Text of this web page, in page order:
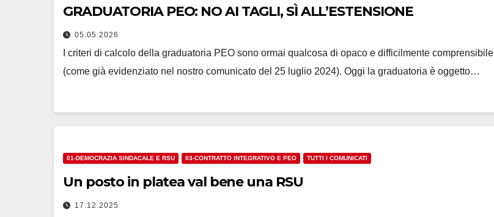
GRADUATORIA PEO: NO AI TAGLI, SÌ ALL’ESTENSIONE
05.05.2026
I criteri di calcolo della graduatoria PEO sono ormai qualcosa di opaco e difficilmente comprensibile
(come già evidenziato nel nostro comunicato del 25 luglio 2024). Oggi la graduatoria è oggetto…
01-DEMOCRAZIA SINDACALE E RSU 03-CONTRATTO INTEGRATIVO E PEO TUTTI I COMUNICATI
Un posto in platea val bene una RSU
17.12.2025